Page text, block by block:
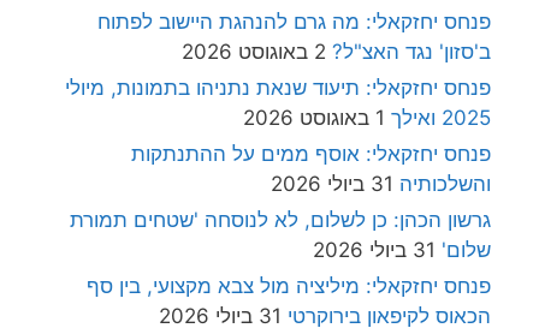
פנחס יחזקאלי: מה גרם להנהגת היישוב לפתוח
ב'סזון' נגד האצ"ל? 2 באוגוסט 2026
פנחס יחזקאלי: תיעוד שנאת נתניהו בתמונות, מיולי
2025 ואילך
1 באוגוסט 2026
פנחס יחזקאלי: אוסף ממים על ההתנתקות
והשלכותיה 31 ביולי 2026
גרשון הכהן: כן לשלום, לא לנוסחה 'שטחים תמורת
שלום' 31 ביולי 2026
פנחס יחזקאלי: מיליציה מול צבא מקצועי, בין סף
הכאוס לקיפאון בירוקרטי 31 ביולי 2026